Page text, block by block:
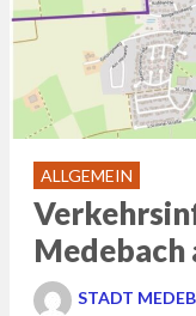
ALLGEMEIN
Medebach
STADT